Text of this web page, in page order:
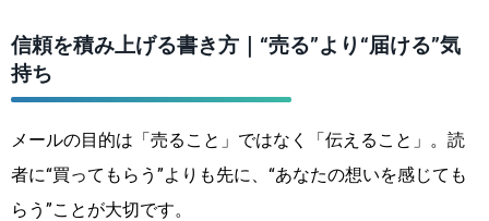
信頼を積み上げる書き方｜“売る”より“届ける”気
持ち
メールの目的は「売ること」ではなく「伝えること」。読
者に“買ってもらう”よりも先に、“あなたの想いを感じても
らう”ことが大切です。